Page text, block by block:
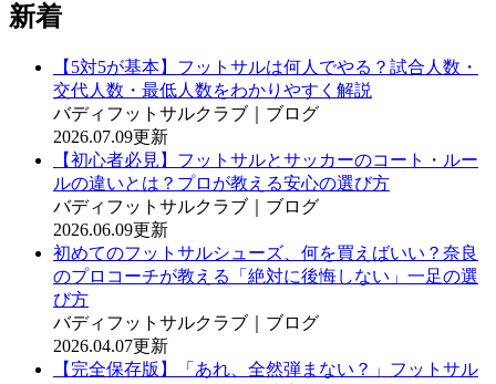
新着
【5対5が基本】フットサルは何人でやる？試合人数・
交代人数・最低人数をわかりやすく解説
バディフットサルクラブ｜ブログ
2026.07.09更新
【初心者必見】フットサルとサッカーのコート・ルー
ルの違いとは？プロが教える安心の選び方
バディフットサルクラブ｜ブログ
2026.06.09更新
初めてのフットサルシューズ、何を買えばいい？奈良
のプロコーチが教える「絶対に後悔しない」一足の選
び方
バディフットサルクラブ｜ブログ
2026.04.07更新
【完全保存版】「あれ、全然弾まない？」フットサル